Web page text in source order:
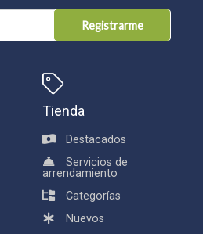
Registrarme
Tienda
Destacados
Servicios de
arrendamiento
Categorías
Nuevos